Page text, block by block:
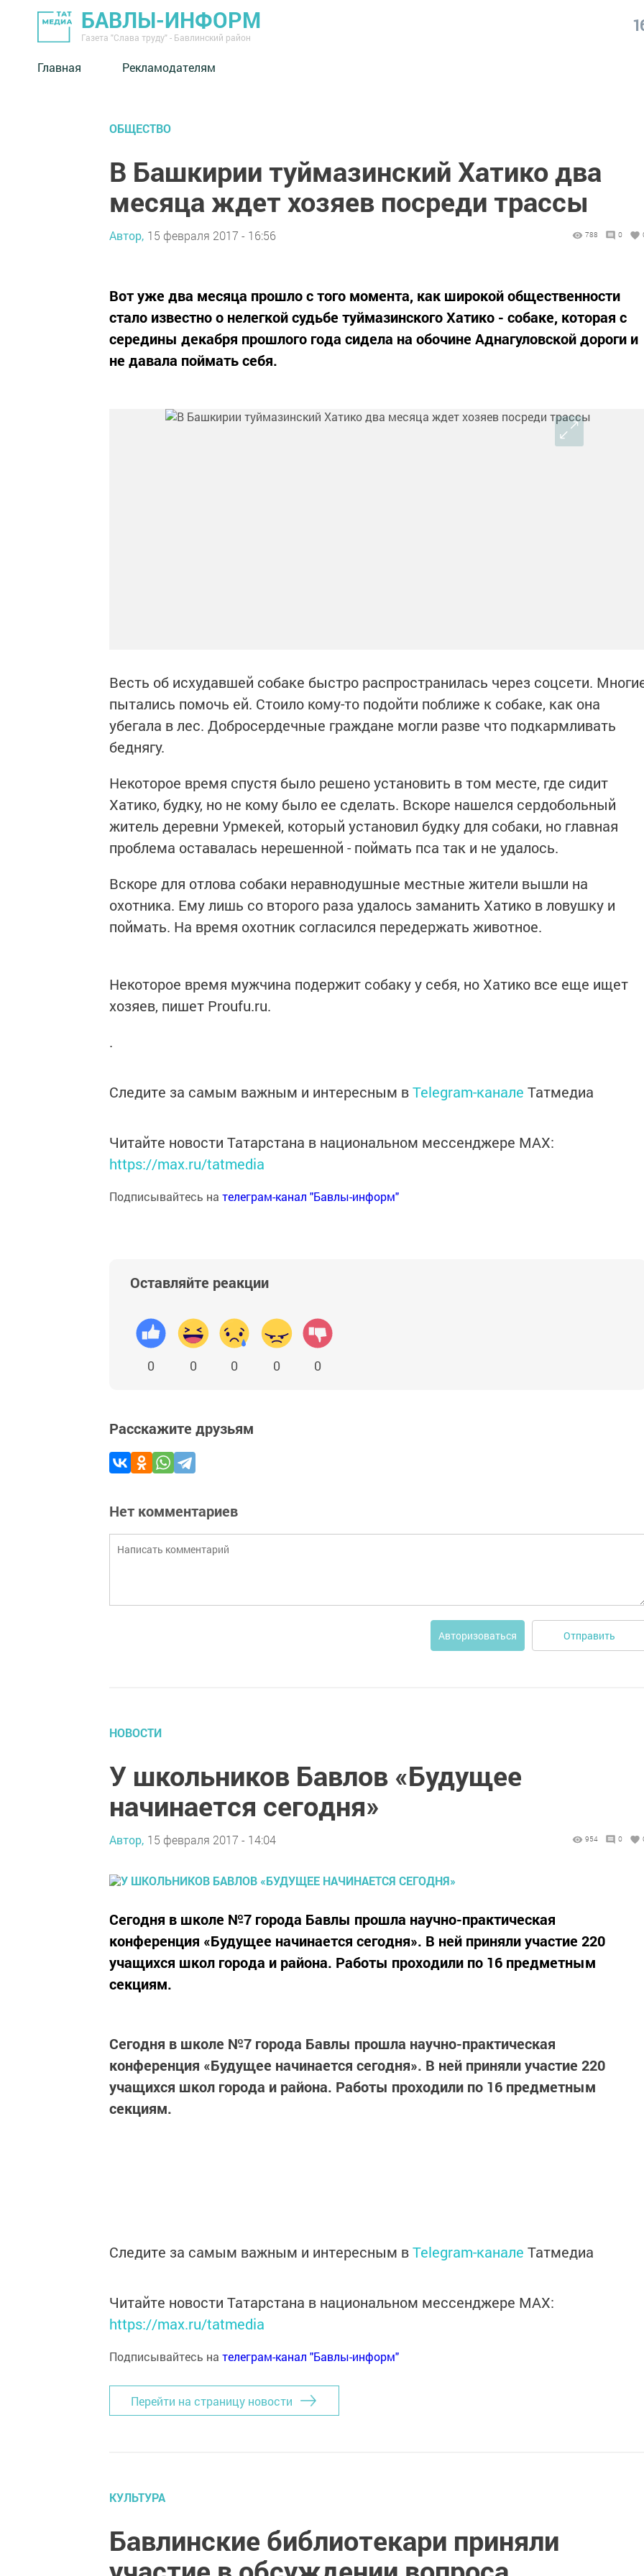
БАВЛЫ-ИНФОРМ
Газета "Слава труду" - Бавлинский район
Главная Рекламодателям
ОБЩЕСТВО
В Башкирии туймазинский Хатико два
месяца ждет хозяев посреди трассы
Автор, 15 февраля 2017 - 16:56 788 0
Вот уже два месяца прошло с того момента, как широкой общественности
стало известно о нелегкой судьбе туймазинского Хатико - собаке, которая с
середины декабря прошлого года сидела на обочине Аднагуловской дороги и
не давала поймать себя.
Весть об исхудавшей собаке быстро распространилась через соцсети.
пытались помочь ей. Стоило кому-то подойти поближе к собаке, как она
убегала в лес. Добросердечные граждане могли разве что подкармливать
беднягу.
Некоторое время спустя было решено установить в том месте, где сидит
Хатико, будку, но не кому было ее сделать. Вскоре нашелся сердобольный
житель деревни Урмекей, который установил будку для собаки, но главная
проблема оставалась нерешенной - поймать пса так и не удалось.
Вскоре для отлова собаки неравнодушные местные жители вышли на
охотника. Ему лишь со второго раза удалось заманить Хатико в ловушку и
поймать. На время охотник согласился передержать животное.
Некоторое время мужчина подержит собаку у себя, но Хатико все еще ищет
хозяев, пишет Proufu.ru.
.
Следите за самым важным и интересным вTelegram-канале Татмедиа
Читайте новости Татарстана в национальном мессенджере MАХ:
https://max.ru/tatmedia
Подписывайтесь на телеграм-канал "Бавлы-информ"
Оставляйте реакции
0 0 0 0 0
Расскажите друзьям
Нет комментариев
Авторизоваться Отправить
НОВОСТИ
У школьников Бавлов «Будущее
начинается сегодня»
Автор, 15 февраля 2017 - 14:04 954 0
Сегодня в школе №7 города Бавлы прошла научно-практическая
конференция «Будущее начинается сегодня». В ней приняли участие 220
учащихся школ города и района. Работы проходили по 16 предметным
секциям.
Сегодня в школе №7 города Бавлы прошла научно-практическая
конференция «Будущее начинается сегодня». В ней приняли участие 220
учащихся школ города и района. Работы проходили по 16 предметным
секциям.
Следите за самым важным и интересным вTelegram-канале Татмедиа
Читайте новости Татарстана в национальном мессенджере MАХ:
https://max.ru/tatmedia
Подписывайтесь на телеграм-канал "Бавлы-информ"
Перейти на страницу новости
КУЛЬТУРА
Бавлинские библиотекари приняли